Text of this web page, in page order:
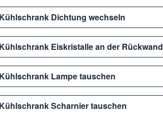
Dichtung wechseln
Eiskristalle an der Rückwand
Lampe tauschen
Scharnier tauschen